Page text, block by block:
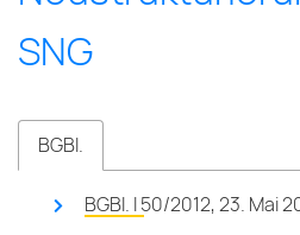
SNG
BGBl.
BGBl. I 50/2012, 23. Mai